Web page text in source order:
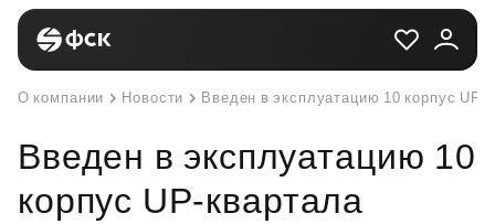
О компании Новости Введен в эксплуатацию 10 корпус UP-
Введен в эксплуатацию 10
корпус UP-квартала